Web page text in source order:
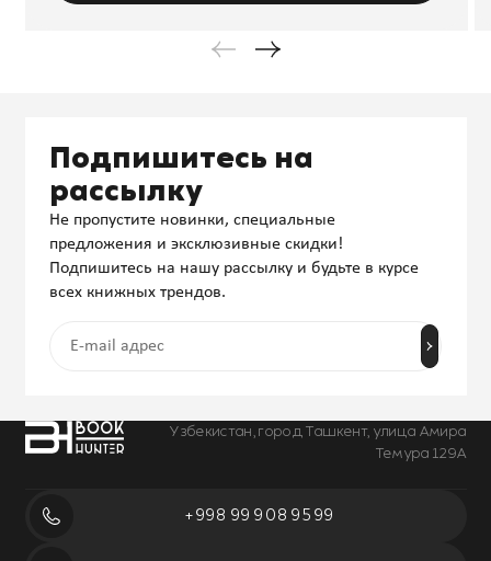
Узбекистан, город Ташкент, улица Амира
Темура 129А
+998 99 908 95 99
Подпишитесь на
рассылку
Не пропустите новинки, специальные
предложения и эксклюзивные скидки!
Подпишитесь на нашу рассылку и будьте в курсе
всех книжных трендов.